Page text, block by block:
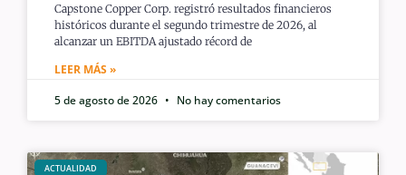
Capstone Copper Corp. registró resultados financieros
históricos durante el segundo trimestre de 2026, al
alcanzar un EBITDA ajustado récord de
LEER MÁS »
5 de agosto de 2026
No hay comentarios
ACTUALIDAD